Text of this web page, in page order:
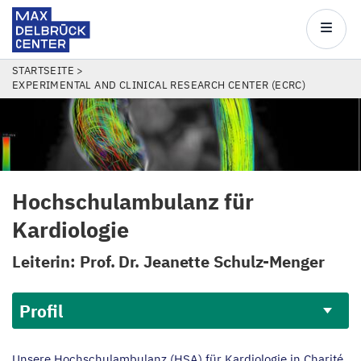
Direkt
zum
Center
Main
PFADNAVIGATION
STARTSEITE
EXPERIMENTAL AND CLINICAL RESEARCH CENTER (ECRC)
Hochschulambulanz für
Kardiologie
Leiterin: Prof. Dr. Jeanette Schulz-Menger
Profil